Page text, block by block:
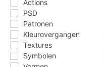
Actions
PSD
Patronen
Kleurovergangen
Textures
Symbolen